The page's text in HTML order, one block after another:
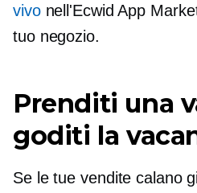
vivonell'Ecwid App
tuo negozio.
Prenditi una
goditi la
Se le tue vendite calano